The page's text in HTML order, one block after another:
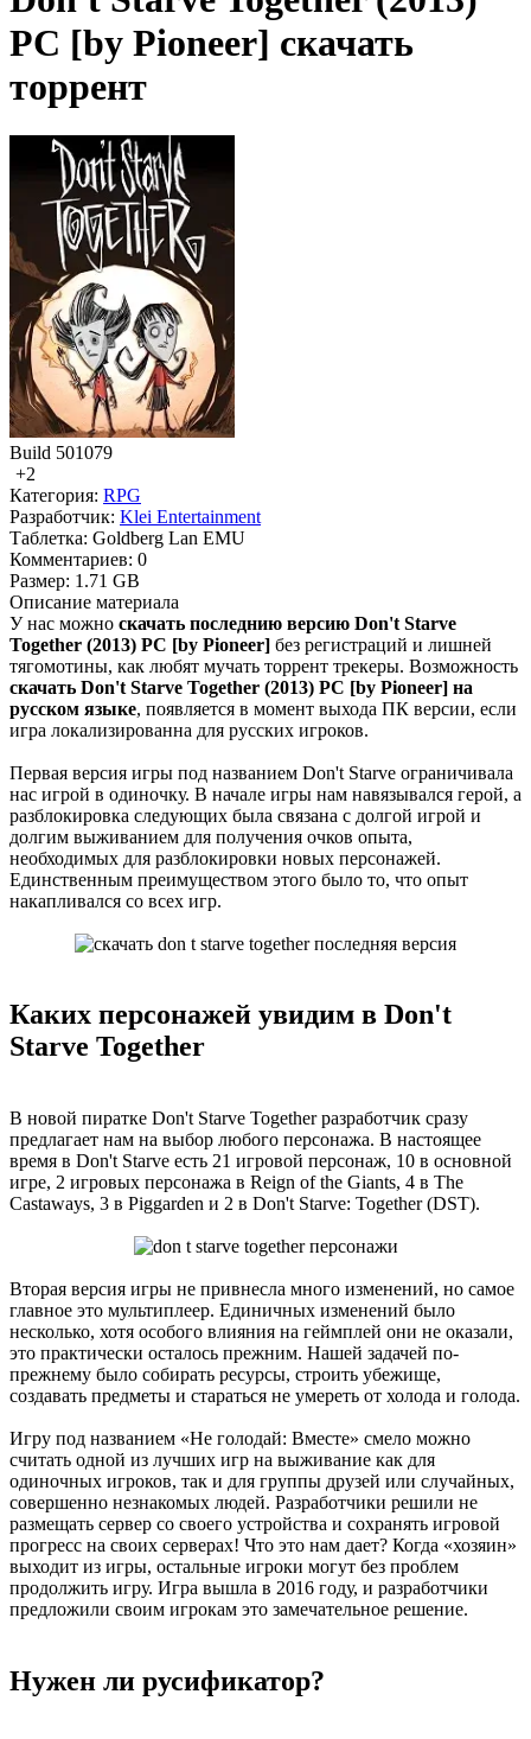
PC [by Pioneer] скачать
торрент
Build 501079
+2
Категория: RPG
Разработчик: Klei Entertainment
Таблетка: Goldberg Lan EMU
Комментариев: 0
Размер: 1.71 GB
Описание материала
У нас можно скачать последнию версию Don't Starve
Together (2013) PC [by Pioneer] без регистраций и лишней
тягомотины, как любят мучать торрент трекеры. Возможность
скачать Don't Starve Together (2013) PC [by Pioneer] на
русском языке, появляется в момент выхода ПК версии, если
игра локализированна для русских игроков.
Первая версия игры под названием Don't Starve ограничивала
нас игрой в одиночку. В начале игры нам навязывался герой, а
разблокировка следующих была связана с долгой игрой и
долгим выживанием для получения очков опыта,
необходимых для разблокировки новых персонажей.
Единственным преимуществом этого было то, что опыт
накапливался со всех игр.
Каких персонажей увидим в Don't
Starve Together
В новой пиратке Don't Starve Together разработчик сразу
предлагает нам на выбор любого персонажа. В настоящее
время в Don't Starve есть 21 игровой персонаж, 10 в основной
игре, 2 игровых персонажа в Reign of the Giants, 4 в The
Castaways, 3 в Piggarden и 2 в Don't Starve: Together (DST).
Вторая версия игры не привнесла много изменений, но самое
главное это мультиплеер. Единичных изменений было
несколько, хотя особого влияния на геймплей они не оказали,
это практически осталось прежним. Нашей задачей по-
прежнему было собирать ресурсы, строить убежище,
создавать предметы и стараться не умереть от холода и голода.
Игру под названием «Не голодай: Вместе» смело можно
считать одной из лучших игр на выживание как для
одиночных игроков, так и для группы друзей или случайных,
совершенно незнакомых людей. Разработчики решили не
размещать сервер со своего устройства и сохранять игровой
прогресс на своих серверах! Что это нам дает? Когда «хозяин»
выходит из игры, остальные игроки могут без проблем
продолжить игру. Игра вышла в 2016 году, и разработчики
предложили своим игрокам это замечательное решение.
Нужен ли русификатор?